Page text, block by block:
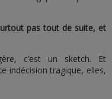
pas tout de suite, et
c’est un sketch. Et
indécision tragique, elles,